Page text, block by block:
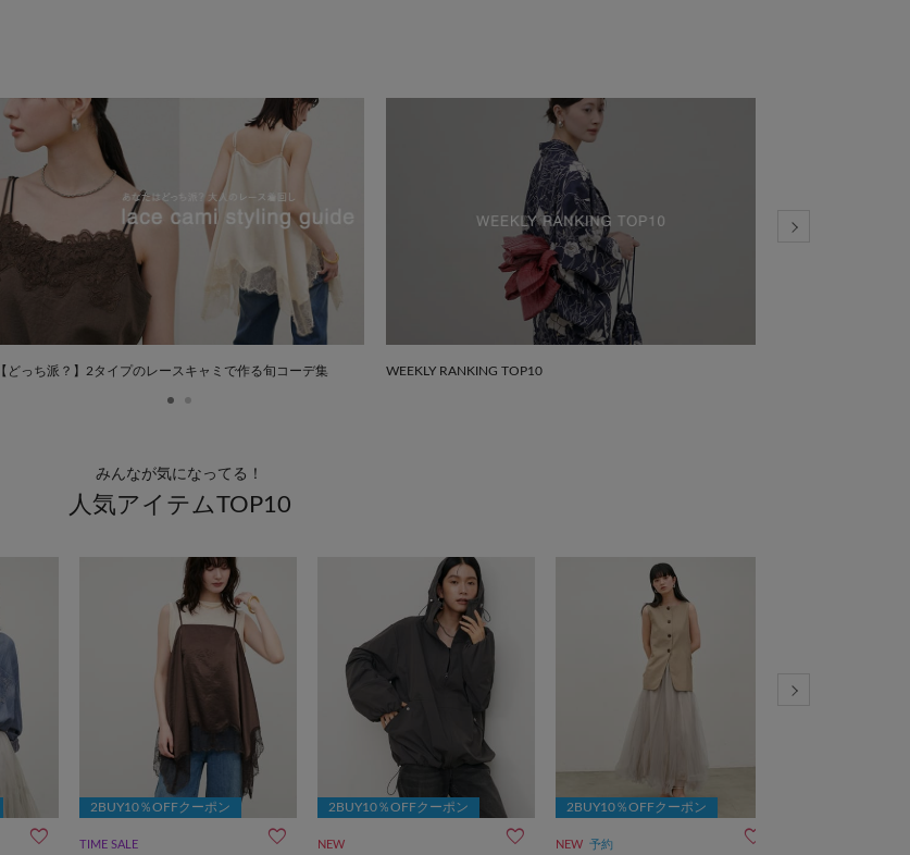
【どっち派？】2タイプのレースキャミで作る旬コーデ集 WEEKLY RANKING TOP10
みんなが気になってる！
人気アイテムTOP10
2BUY10％OFFクーポン
TIME SALE
2BUY10％OFFクーポン
NEW
2BUY10％OFFクーポン
NEW 予約